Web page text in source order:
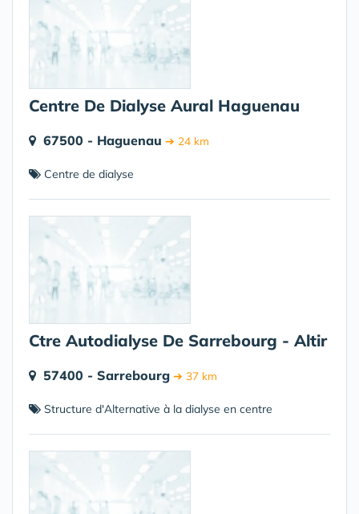
Centre De Dialyse Aural Haguenau
67500 - Haguenau ➔ 24 km
Centre de dialyse
Ctre Autodialyse De Sarrebourg - Altir
57400 - Sarrebourg ➔ 37 km
Structure d'Alternative à la dialyse en centre